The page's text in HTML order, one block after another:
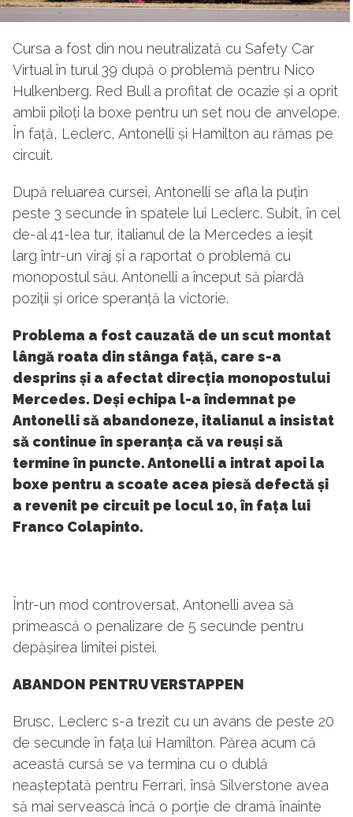
Cursa a fost din nou neutralizată cu Safety Car
Virtual în turul 39 după o problemă pentru Nico
Hulkenberg. Red Bull a profitat de ocazie și a oprit
ambii piloți la boxe pentru un set nou de anvelope.
În față, Leclerc, Antonelli și Hamilton au rămas pe
circuit.
După reluarea cursei, Antonelli se afla la puțin
peste 3 secunde în spatele lui Leclerc. Subit, în cel
de-al 41-lea tur, italianul de la Mercedes a ieșit
larg într-un viraj și a raportat o problemă cu
monopostul său. Antonelli a început să piardă
poziții și orice speranță la victorie.
Problema a fost cauzată de un scut montat
lângă roata din stânga față, care s-a
desprins și a afectat direcția monopostului
Mercedes. Deși echipa l-a îndemnat pe
Antonelli să abandoneze, italianul a insistat
să continue în speranța că va reuși să
termine în puncte. Antonelli a intrat apoi la
boxe pentru a scoate acea piesă defectă și
a revenit pe circuit pe locul 10, în fața lui
Franco Colapinto.
Într-un mod controversat, Antonelli avea să
primească o penalizare de 5 secunde pentru
depășirea limitei pistei.
ABANDON PENTRU VERSTAPPEN
Brusc, Leclerc s-a trezit cu un avans de peste 20
de secunde în fața lui Hamilton. Părea acum că
această cursă se va termina cu o dublă
neașteptată pentru Ferrari, însă Silverstone avea
să mai servească încă o porție de dramă înainte